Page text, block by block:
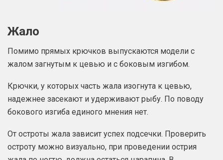
Жало
Помимо прямых крючков выпускаются модели с
жалом загнутым к цевью и с боковым изгибом.
Крючки, у которых часть жала изогнута к цевью,
надежнее засекают и удерживают рыбу. По поводу
бокового изгиба единого мнения нет.
От остроты жала зависит успех подсечки. Проверить
остроту можно визуально, при проведении острия